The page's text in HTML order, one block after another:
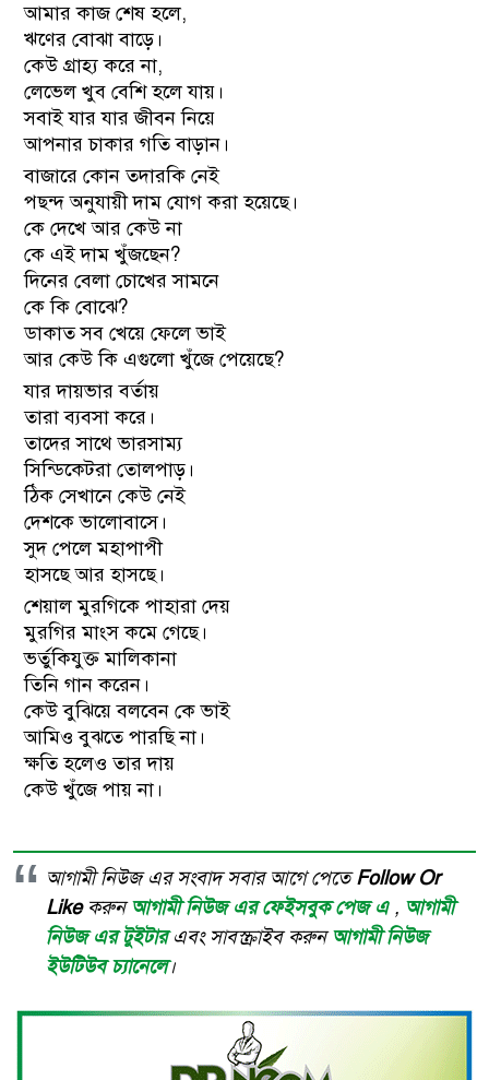
আমার কাজ শেষ হলে,
ঋণের বোঝা বাড়ে।
কেউ গ্রাহ্য করে না,
লেভেল খুব বেশি হলে যায়।
সবাই যার যার জীবন নিয়ে
আপনার চাকার গতি বাড়ান।
বাজারে কোন তদারকি নেই
পছন্দ অনুযায়ী দাম যোগ করা হয়েছে।
কে দেখে আর কেউ না
কে এই দাম খুঁজছেন?
দিনের বেলা চোখের সামনে
কে কি বোঝে?
ডাকাত সব খেয়ে ফেলে ভাই
আর কেউ কি এগুলো খুঁজে পেয়েছে?
যার দায়ভার বর্তায়
তারা ব্যবসা করে।
তাদের সাথে ভারসাম্য
সিন্ডিকেটরা তোলপাড়।
ঠিক সেখানে কেউ নেই
দেশকে ভালোবাসে।
সুদ পেলে মহাপাপী
হাসছে আর হাসছে।
শেয়াল মুরগিকে পাহারা দেয়
মুরগির মাংস কমে গেছে।
ভর্তুকিযুক্ত মালিকানা
তিনি গান করেন।
কেউ বুঝিয়ে বলবেন কে ভাই
আমিও বুঝতে পারছি না।
ক্ষতি হলেও তার দায়
কেউ খুঁজে পায় না।
আগামী নিউজ এর সংবাদ সবার আগে পেতেFollow Or
Likeকরুনআগামী নিউজ এর ফেইসবুক পেজ এ , আগামী
নিউজ এর টুইটারএবং সাবস্ক্রাইব করুনআগামী নিউজ
ইউটিউব চ্যানেলে।